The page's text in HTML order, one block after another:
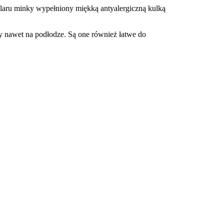
minky wypełniony miękką antyalergiczną kulką
na podłodze. Są one również łatwe do